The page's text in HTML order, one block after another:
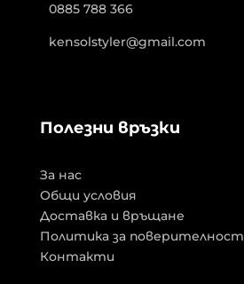
0885 788 366
kensolstyler@gmail.com
Полезни връзки
За нас
Общи условия
Доставка и връщане
Политика за поверителност
Контакти